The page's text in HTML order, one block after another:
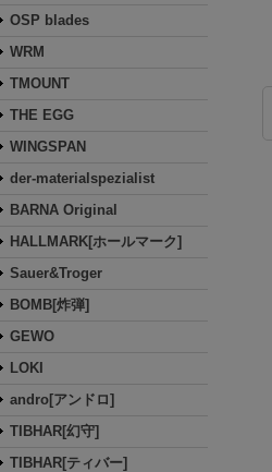
OSP blades
WRM
TMOUNT
THE EGG
WINGSPAN
der-materialspezialist
BARNA Original
HALLMARK[ホールマーク]
Sauer&Troger
BOMB[炸弾]
GEWO
LOKI
andro[アンドロ]
TIBHAR[幻守]
TIBHAR[ティバー]